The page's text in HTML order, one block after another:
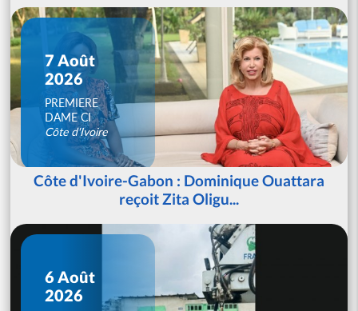
7 Août
2026
PREMIERE
DAME CI
Côte d'Ivoire
Côte d'Ivoire-Gabon : Dominique Ouattara
reçoit Zita Oligu...
6 Août
2026